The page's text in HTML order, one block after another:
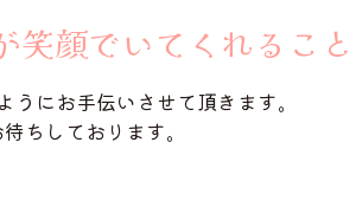
笑顔でいてくれること
にお手伝いさせて頂きます。
ちしております。